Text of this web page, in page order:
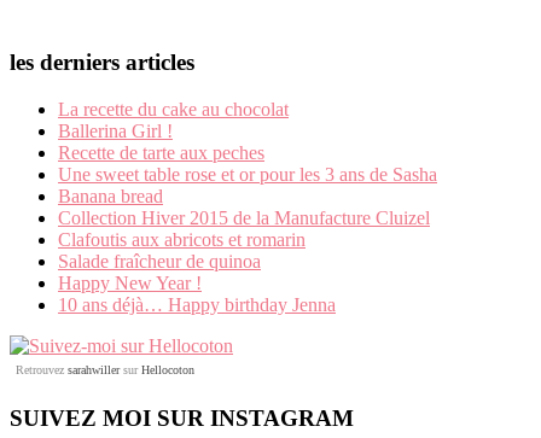
les derniers articles
La recette du cake au chocolat
Ballerina Girl !
Recette de tarte aux peches
Une sweet table rose et or pour les 3 ans de Sasha
Banana bread
Collection Hiver 2015 de la Manufacture Cluizel
Clafoutis aux abricots et romarin
Salade fraîcheur de quinoa
Happy New Year !
10 ans déjà… Happy birthday Jenna
Retrouvez sarahwillersurHellocoton
SUIVEZ MOI SUR INSTAGRAM